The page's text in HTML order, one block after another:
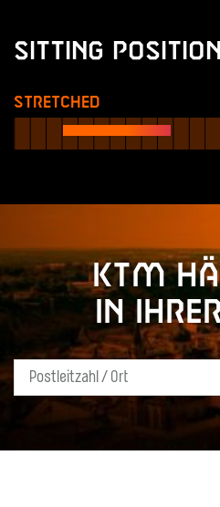
Sitting Position
Stretched
KTM
in